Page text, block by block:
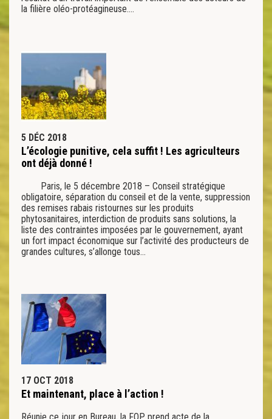
la filière oléo-protéagineuse….
5 DÉC 2018
L’écologie punitive, cela suffit ! Les agriculteurs
ont déjà donné !
Paris, le 5 décembre 2018 – Conseil stratégique
obligatoire, séparation du conseil et de la vente, suppression
des remises rabais ristournes sur les produits
phytosanitaires, interdiction de produits sans solutions, la
liste des contraintes imposées par le gouvernement, ayant
un fort impact économique sur l’activité des producteurs de
grandes cultures, s’allonge tous…
17 OCT 2018
Et maintenant, place à l’action !